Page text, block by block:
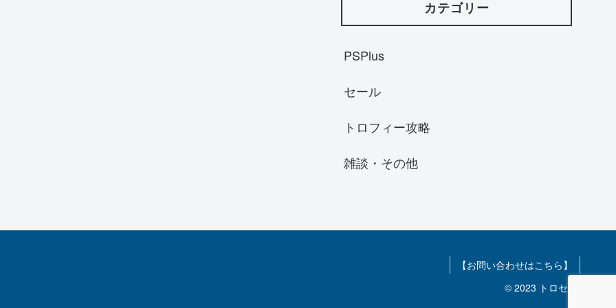
カテゴリー
PSPlus
セール
トロフィー攻略
雑談・その他
【お問い合わせはこちら】
© 2023 トロセツ.